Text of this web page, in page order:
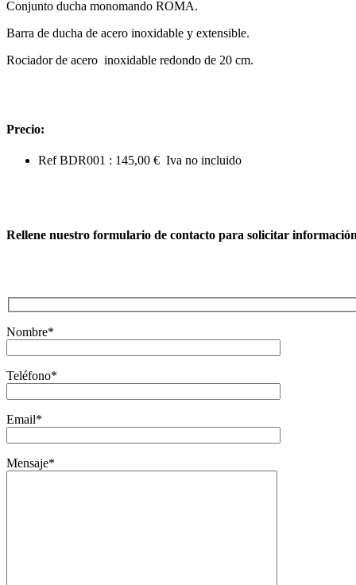
Conjunto ducha monomando ROMA.
Barra de ducha de acero inoxidable y extensible.
Rociador de acero inoxidable redondo de 20 cm.
Precio:
Ref BDR001 : 145,00 € Iva no incluido
Rellene nuestro formulario de contacto para solicitar
Nombre*
Teléfono*
Email*
Mensaje*